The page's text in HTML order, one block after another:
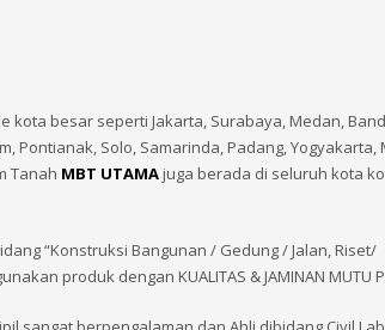
kota besar seperti Jakarta, Surabaya, Medan,
Pontianak, Solo, Samarinda, Padang, Yogyakarta,
Tanah MBT UTAMAjuga berada di seluruh kota
“Konstruksi Bangunan / Gedung / Jalan, Riset/
produk dengan KUALITAS & JAMINAN MUTU